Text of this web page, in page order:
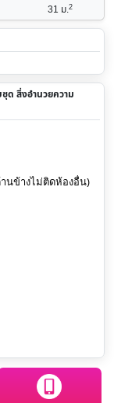
31 ม.2
ด สิ่งอำนวยความ
นข้างไม่ติดห้องอื่น)